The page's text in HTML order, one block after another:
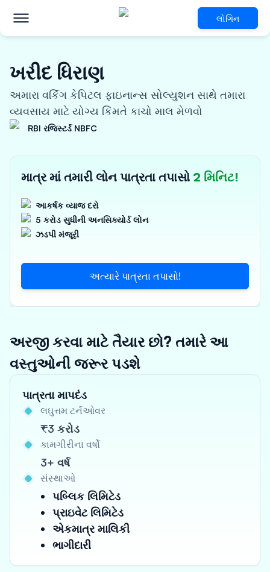
લોગિન
ખરીદ ધિરાણ
અમારા વર્કિંગ કેપિટલ ફાઇનાન્સ સોલ્યુશન સાથે તમારા
વ્યવસાય માટે યોગ્ય કિંમતે કાચો માલ મેળવો
RBI રજિસ્ટર્ડ NBFC
માત્ર માં તમારી લોન પાત્રતા તપાસો 2 મિનિટ!
આકર્ષક વ્યાજ દરો
5 કરોડ સુધીની અનસિક્યોર્ડ લોન
ઝડપી મંજૂરી
અત્યારે પાત્રતા તપાસો!
અરજી કરવા માટે તૈયાર છો? તમારે આ
વસ્તુઓની જરૂર પડશે
પાત્રતા માપદંડ
લઘુત્તમ ટર્નઓવર
₹3 કરોડ
કામગીરીના વર્ષો
3+ વર્ષ
સંસ્થાઓ
પબ્લિક લિમિટેડ
પ્રાઇવેટ લિમિટેડ
એકમાત્ર માલિકી
ભાગીદારી